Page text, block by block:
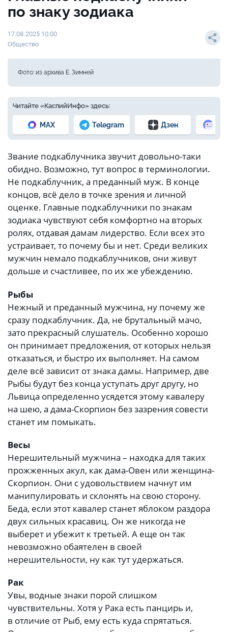
по знаку зодиака
17.08.2025 10:00
Общество
Фото: из архива Е. Зимней
Читайте «КаспийИнфо» здесь:
MAX Telegram Дзен
Звание подкаблучника звучит довольно-таки
обидно. Возможно, тут вопрос в терминологии.
Не подкаблучник, а преданный муж. В конце
концов, всё дело в точке зрения и личной
оценке. Главные подкаблучники по знакам
зодиака чувствуют себя комфортно на вторых
ролях, отдавая дамам лидерство. Если всех это
устраивает, то почему бы и нет. Среди великих
мужчин немало подкаблучников, они живут
дольше и счастливее, по их же убеждению.
Рыбы
Нежный и преданный мужчина, ну почему же
сразу подкаблучник. Да, не брутальный мачо,
зато прекрасный слушатель. Особенно хорошо
он принимает предложения, от которых нельзя
отказаться, и быстро их выполняет. На самом
деле всё зависит от знака дамы. Например, две
Рыбы будут без конца уступать друг другу, но
Львица определенно усядется этому кавалеру
на шею, а дама-Скорпион без зазрения совести
станет им помыкать.
Весы
Нерешительный мужчина – находка для таких
прожженных акул, как дама-Овен или женщина-
Скорпион. Они с удовольствием начнут им
манипулировать и склонять на свою сторону.
Беда, если этот кавалер станет яблоком раздора
двух сильных красавиц. Он же никогда не
выберет и убежит к третьей. А еще он так
невозможно обаятелен в своей
нерешительности, ну как тут удержаться.
Рак
Увы, водные знаки порой слишком
чувствительны. Хотя у Рака есть панцирь и,
в отличие от Рыб, ему есть куда спрятаться.